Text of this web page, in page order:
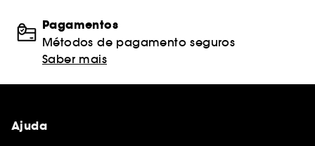
Pagamentos
Métodos de pagamento seguros
Saber mais
Ajuda